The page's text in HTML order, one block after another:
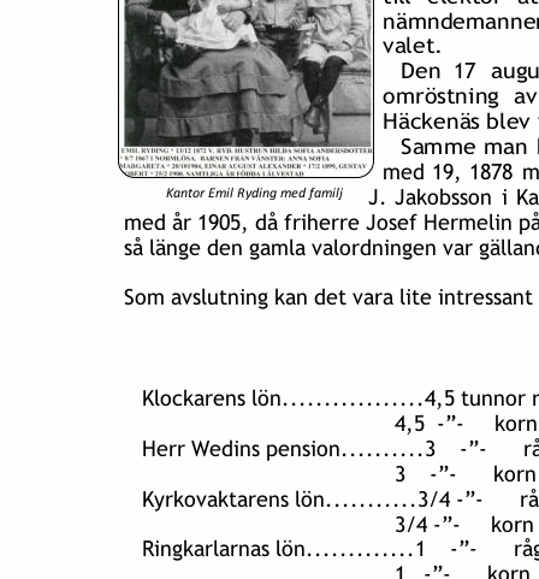
valet.
Den
17
omröstning
Häckenäs
Samme
med 19, 1878
J. Jakobsson i
med år 1905, då friherre Josef Hermelin
så länge den gamla valordningen var
Som avslutning kan det vara lite
Klockarens lön.................4,5 tunnor råg
4,5  -”-     korn  “    9  “
Herr Wedins pension..........3    -”-      råg
3    -”-      korn  “    9  “
Kyrkovaktarens lön...........3/4 -”-      råg   “
3/4 -”-     korn  “    9  “
Ringkarlarnas lön.............1    -”-      råg   “
1   -”-      korn  “    9  “
Kantor Emil Ryding med familj